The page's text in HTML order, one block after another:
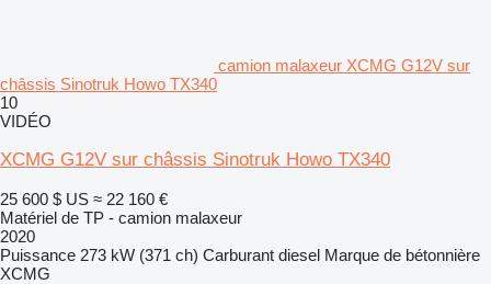
camion malaxeur XCMG G12V sur
châssis Sinotruk Howo TX340
10
VIDÉO
XCMG G12V sur châssis Sinotruk Howo TX340
25 600 $ US ≈ 22 160 €
Matériel de TP - camion malaxeur
2020
Puissance 273 kW (371 ch) Carburant diesel Marque de bétonnière
XCMG